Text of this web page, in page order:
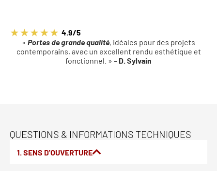
4.9/5
« Portes de grande qualité, idéales pour des projets
contemporains, avec un excellent rendu esthétique et
fonctionnel. » – D. Sylvain
QUESTIONS & INFORMATIONS TECHNIQUES
1. SENS D'OUVERTURE